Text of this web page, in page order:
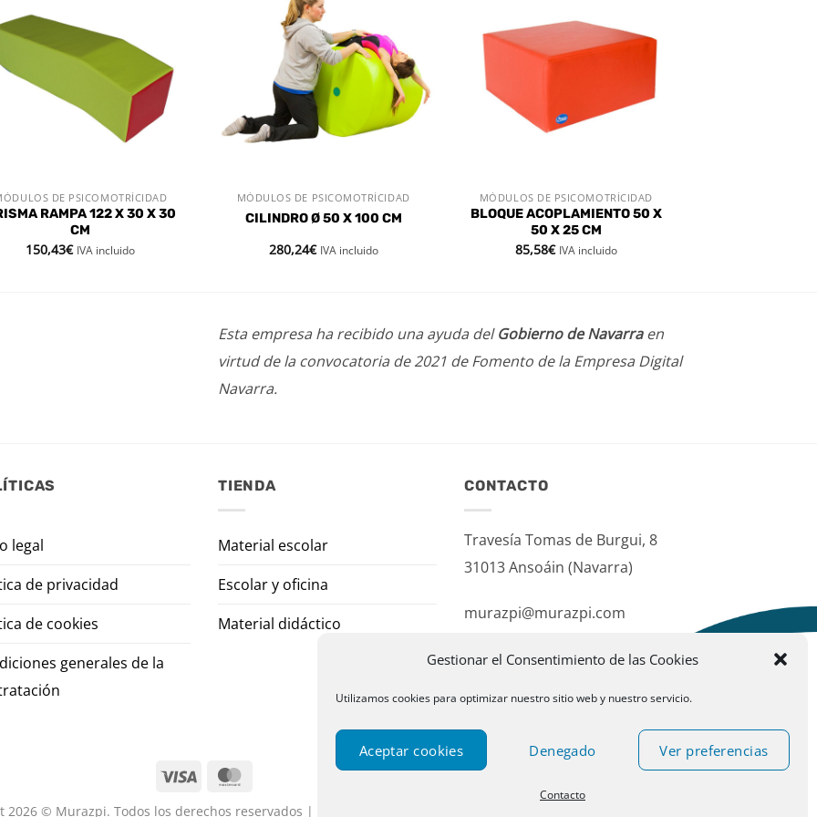
Gestionar el Consentimiento de las Cookies
Utilizamos cookies para optimizar nuestro sitio web y nuestro servicio.
Aceptar cookies Denegado Ver preferencias
Contacto
VISTA RÁPIDA
DE PSICOMOTRÍCIDAD
RAMPA 122 X 30 X 30
CM
150,43€ IVA incluido
lista de
deseos
VISTA RÁPIDA
MÓDULOS DE PSICOMOTRÍCIDAD
CILINDRO Ø 50 X 100 CM
280,24€ IVA incluido
lista de
deseos
VISTA RÁPIDA
MÓDULOS DE PSICOMOTRÍCIDAD
BLOQUE ACOPLAMIENTO 50 X
50 X 25 CM
85,58€ IVA incluido
Esta empresa ha recibido una ayuda delGobierno de Navarraen
virtud de la convocatoria de 2021 de Fomento de la Empresa Digital
Navarra.
legal
de privacidad
de cookies
generales de la
TIENDA
Material escolar
Escolar y oficina
Material didáctico
CONTACTO
Travesía Tomas de Burgui, 8
31013 Ansoáin (Navarra)
murazpi@murazpi.com
2026 © Murazpi. Todos los derechos reservados | Designed by Publispace